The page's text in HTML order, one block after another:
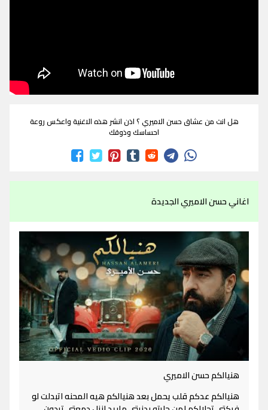
هل انت من عشاق حسن الاميري ؟ اذن انشر هذه الاغنية واعكس روعة
احساسك وذوقك
اغاني حسن الاميري الجديدة
هنيالكم حسن الاميري
هنيالكم عدكم قلب يحمل بعد هنيالكم هيه المحنه اتبدلت لو